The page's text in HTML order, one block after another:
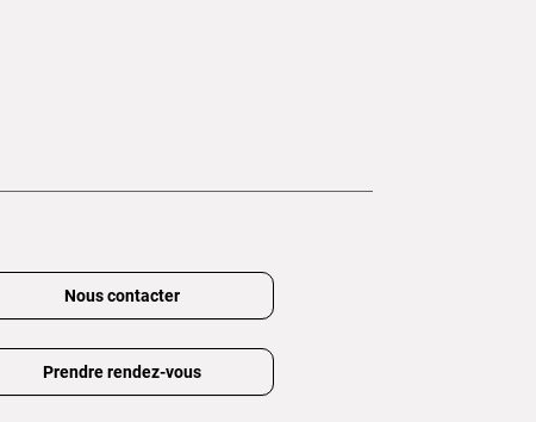
Nous contacter
Prendre rendez-vous